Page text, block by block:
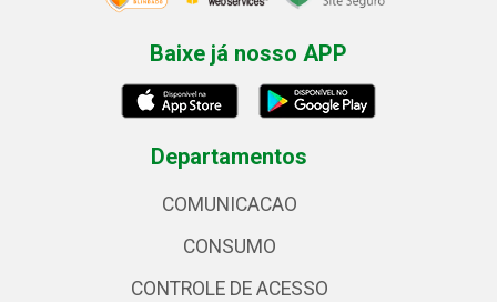
Baixe já nosso APP
Departamentos
COMUNICACAO
CONSUMO
CONTROLE DE ACESSO